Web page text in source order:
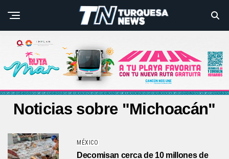
Noticias sobre "Michoacán"
MÉXICO
Decomisan cerca de 10 millones de